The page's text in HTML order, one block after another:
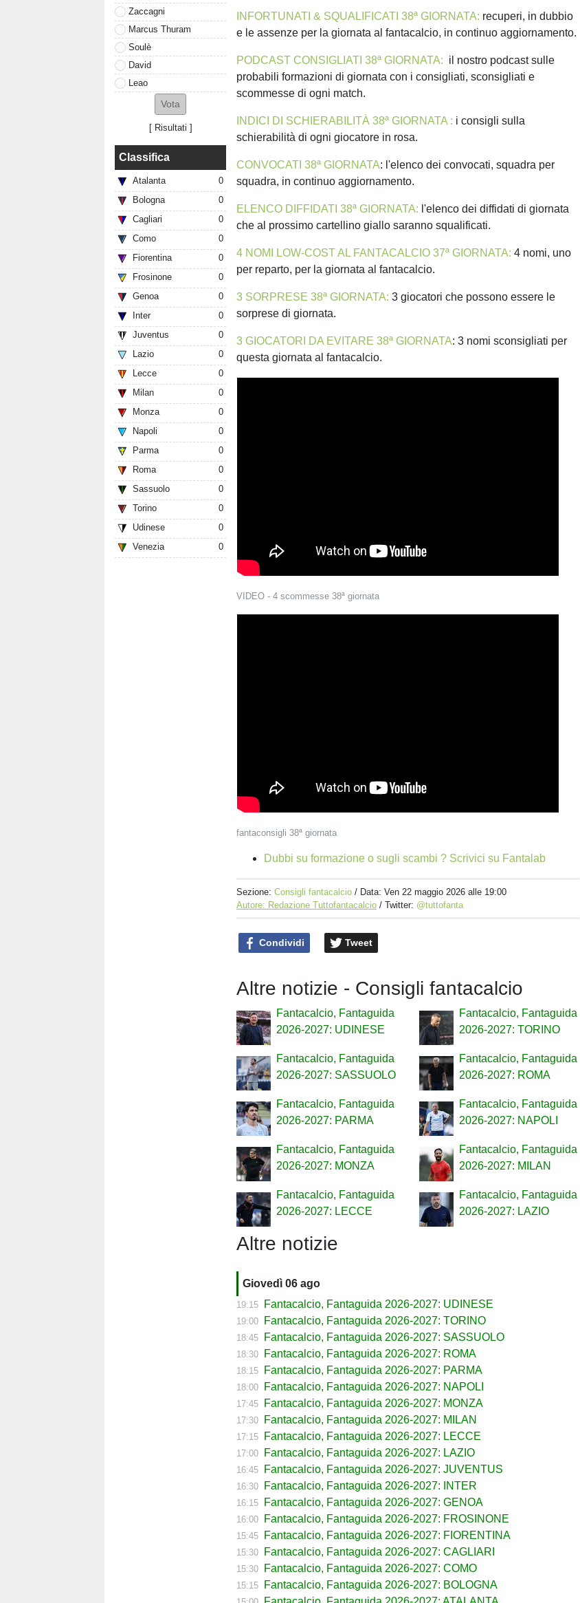
Zaccagni
Marcus Thuram
Soulè
David
Leao
[ Risultati ]
Classifica
Atalanta
0
Bologna
0
Cagliari
0
Como
0
Fiorentina
0
Frosinone
0
Genoa
0
Inter
0
Juventus
0
Lazio
0
Lecce
0
Milan
0
Monza
0
Napoli
0
Parma
0
Roma
0
Sassuolo
0
Torino
0
Udinese
0
Venezia
0
INFORTUNATI & SQUALIFICATI 38ª GIORNATA: recuperi, in dubbio
e le assenze per la giornata al fantacalcio, in continuo aggiornamento.
PODCAST CONSIGLIATI 38ª GIORNATA: il nostro podcast sulle
probabili formazioni di giornata con i consigliati, sconsigliati e
scommesse di ogni match.
INDICI DI SCHIERABILITÀ 38ª GIORNATA : i consigli sulla
schierabilità di ogni giocatore in rosa.
CONVOCATI 38ª GIORNATA: l'elenco dei convocati, squadra per
squadra, in continuo aggiornamento.
ELENCO DIFFIDATI 38ª GIORNATA: l'elenco dei diffidati di giornata
che al prossimo cartellino giallo saranno squalificati.
4 NOMI LOW-COST AL FANTACALCIO 37ª GIORNATA: 4 nomi, uno
per reparto, per la giornata al fantacalcio.
3 SORPRESE 38ª GIORNATA: 3 giocatori che possono essere le
sorprese di giornata.
3 GIOCATORI DA EVITARE 38ª GIORNATA: 3 nomi sconsigliati per
questa giornata al fantacalcio.
VIDEO - 4 scommesse 38ª giornata
fantaconsigli 38ª giornata
Dubbi su formazione o sugli scambi ? Scrivici su Fantalab
Sezione:Consigli fantacalcio / Data:Ven 22 maggio 2026 alle 19:00
Autore: Redazione Tuttofantacalcio / Twitter: @tuttofanta
Condividi Tweet
Altre notizie - Consigli fantacalcio
Fantacalcio, Fantaguida
2026-2027: UDINESE
Fantacalcio, Fantaguida
2026-2027: TORINO
Fantacalcio, Fantaguida
2026-2027: SASSUOLO
Fantacalcio, Fantaguida
2026-2027: ROMA
Fantacalcio, Fantaguida
2026-2027: PARMA
Fantacalcio, Fantaguida
2026-2027: NAPOLI
Fantacalcio, Fantaguida
2026-2027: MONZA
Fantacalcio, Fantaguida
2026-2027: MILAN
Fantacalcio, Fantaguida
2026-2027: LECCE
Fantacalcio, Fantaguida
2026-2027: LAZIO
Altre notizie
Giovedì 06 ago
19:15 Fantacalcio, Fantaguida 2026-2027: UDINESE
19:00 Fantacalcio, Fantaguida 2026-2027: TORINO
18:45 Fantacalcio, Fantaguida 2026-2027: SASSUOLO
18:30 Fantacalcio, Fantaguida 2026-2027: ROMA
18:15 Fantacalcio, Fantaguida 2026-2027: PARMA
18:00 Fantacalcio, Fantaguida 2026-2027: NAPOLI
17:45 Fantacalcio, Fantaguida 2026-2027: MONZA
17:30 Fantacalcio, Fantaguida 2026-2027: MILAN
17:15 Fantacalcio, Fantaguida 2026-2027: LECCE
17:00 Fantacalcio, Fantaguida 2026-2027: LAZIO
16:45 Fantacalcio, Fantaguida 2026-2027: JUVENTUS
16:30 Fantacalcio, Fantaguida 2026-2027: INTER
16:15 Fantacalcio, Fantaguida 2026-2027: GENOA
16:00 Fantacalcio, Fantaguida 2026-2027: FROSINONE
15:45 Fantacalcio, Fantaguida 2026-2027: FIORENTINA
15:30 Fantacalcio, Fantaguida 2026-2027: CAGLIARI
15:30 Fantacalcio, Fantaguida 2026-2027: COMO
15:15 Fantacalcio, Fantaguida 2026-2027: BOLOGNA